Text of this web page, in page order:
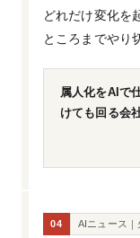
どれだけ変化を
ところまでやり
属人化をAIで
けても回る会
04 AIニュース｜